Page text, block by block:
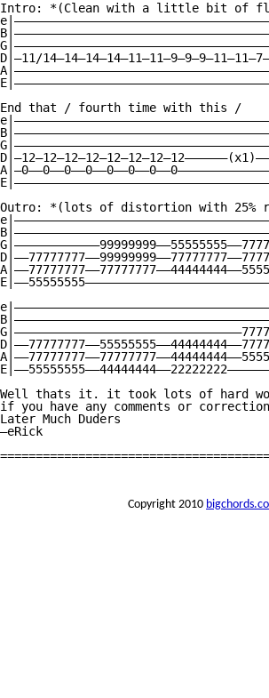
Intro: *(Clean with a little bit of
D|—11/
End that / fourth time with this
Outro: *(lots of distortion with
Well thats it. it took lots of hard
if you have any comments or
Later Much Duders
—eRick
Copyright 2010